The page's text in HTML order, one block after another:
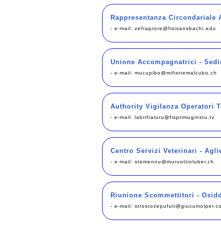
Rappresentanza Circondariale
- e-mail: zefraprore@fisisansbachi.edu
Unione Accompagnatrici -
- e-mail: mucupibo@mifistremalcubo.ch
Authority Vigilanza Operatori
- e-mail: labrifraluru@fisprimuginstu.tv
Centro Servizi Veterinari -
- e-mail: stemennu@muruottioluber.ch
Riunione Scommettitori -
- e-mail: